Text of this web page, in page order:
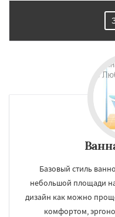
Базовый стиль
небольшой площади
дизайн как можно
комфортом,